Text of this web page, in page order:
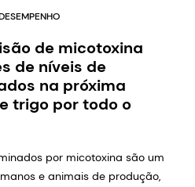
com eficiência
de micotoxina
de níveis de
na próxima
trigo por todo o
por micotoxina são um
e animais de produção,